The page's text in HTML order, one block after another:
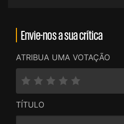
Envie-nos a sua crítica
ATRIBUA UMA VOTAÇÃO
TÍTULO